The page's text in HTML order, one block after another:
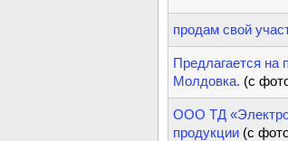
продам свой
Предлагается на
Молдовка. (с
ООО ТД
продукции (с